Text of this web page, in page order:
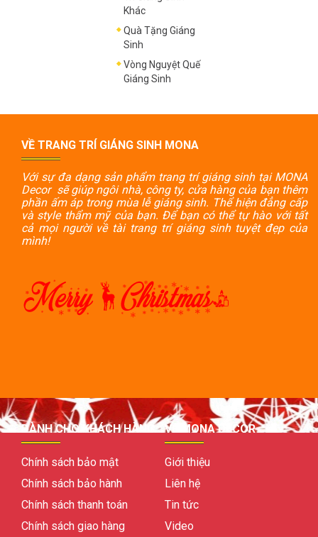
Khác
Quà Tặng Giáng
Sinh
Vòng Nguyệt Quế
Giáng Sinh
VỀ TRANG TRÍ GIÁNG SINH MONA
Với sự đa dạng sản phẩm trang trí giáng sinh tại MONA
Decor sẽ giúp ngôi nhà, công ty, cửa hàng của bạn thêm
phần ấm áp trong mùa lễ giáng sinh. Thể hiện đẳng cấp
và style thẩm mỹ của bạn. Để bạn có thể tự hào với tất
cả mọi người về tài trang trí giáng sinh tuyệt đẹp của
mình!
DÀNH CHO KHÁCH HÀNG
Chính sách bảo mật
Chính sách bảo hành
Chính sách thanh toán
Chính sách giao hàng
VỀ MONA DECOR
Giới thiệu
Liên hệ
Tin tức
Video